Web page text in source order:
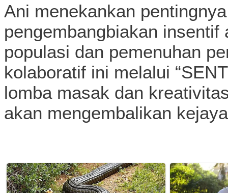
Ani menekankan
pengembangbiakan
populasi dan pemenuhan
kolaboratif ini melalui
lomba masak dan
akan mengembalikan